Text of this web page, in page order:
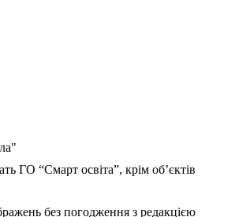
ГО “Смарт освіта”, крім об’єктів
без погодження з редакцією